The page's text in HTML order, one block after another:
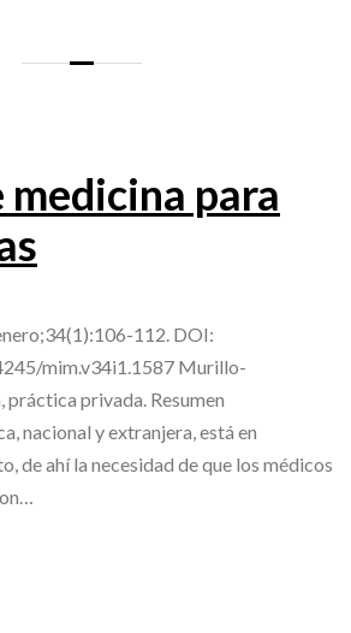
medicina para
112. DOI:
mim.v34i1.1587 Murillo-
privada. Resumen
nacional y extranjera, está en
de ahí la necesidad de que los médicos